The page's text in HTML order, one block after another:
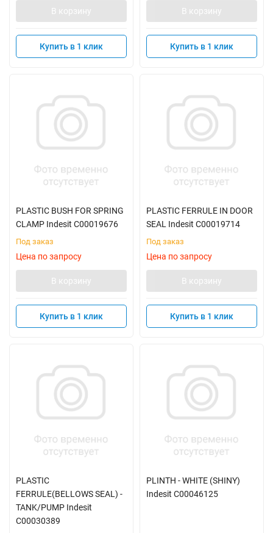
В корзину
Купить в 1 клик
В корзину
Купить в 1 клик
PLASTIC BUSH FOR SPRING
CLAMP Indesit C00019676
Под заказ
Цена по запросу
В корзину
Купить в 1 клик
PLASTIC FERRULE IN DOOR
SEAL Indesit C00019714
Под заказ
Цена по запросу
В корзину
Купить в 1 клик
PLASTIC
FERRULE(BELLOWS SEAL) -
TANK/PUMP Indesit
C00030389
PLINTH - WHITE (SHINY)
Indesit C00046125